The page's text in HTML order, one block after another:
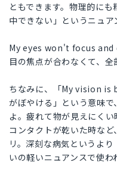
ともできます。物理的に
中できない」というニュア
My eyes won't focus
目の焦点が合わなくて、全
ちなみに、「My vision is
がぼやける」という意味
よ。疲れて物が見えにくい
コンタクトが乾いた時な
リ。深刻な病気というよ
いの軽いニュアンスで使わ